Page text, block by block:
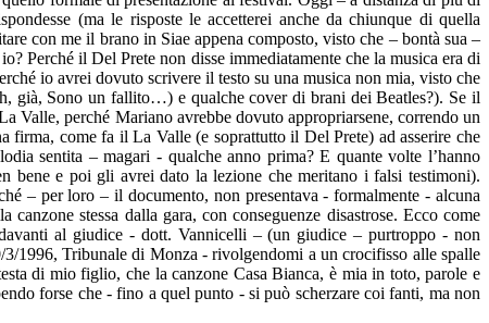
(ma le risposte le accetterei anche da chiunque di quella
con me il brano in Siae appena composto, visto che – bontà sua –
Perché il Del Prete non disse immediatamente che la musica era di
io avrei dovuto scrivere il testo su una musica non mia, visto che
già, Sono un fallito…) e qualche cover di brani dei Beatles?). Se il
Valle, perché Mariano avrebbe dovuto appropriarsene, correndo un
firma, come fa il La Valle (e soprattutto il Del Prete) ad asserire che
sentita – magari - qualche anno prima? E quante volte l’hanno
bene e poi gli avrei dato la lezione che meritano i falsi testimoni).
– per loro – il documento, non presentava - formalmente - alcuna
stessa dalla gara, con conseguenze disastrose. Ecco come
al giudice - dott. Vannicelli – (un giudice – purtroppo - non
1996, Tribunale di Monza - rivolgendomi a un crocifisso alle spalle
di mio figlio, che la canzone Casa Bianca, è mia in toto, parole e
forse che - fino a quel punto - si può scherzare coi fanti, ma non